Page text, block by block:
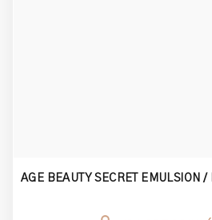
AGE BEAUTY SECRET EMULSION